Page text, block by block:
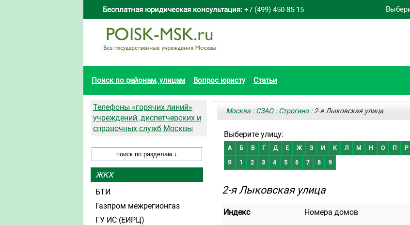
Бесплатная юридическая консультация: +7 (499) 450-85-15
Поиск по районам, улицам Вопрос юристу Статьи
Москва :СЗАО:Строгино: 2-я Лыковская улица
Выберите улицу:
А Б В Г Д Е Ж З И К Л М Н О П Р
Я 1 2 3 4 5 6 7 8 9
2-я Лыковская улица
Индекс
Номера домов
Телефоны «горячих линий»
учреждений, диспетчерских и
справочных служб Москвы
ЖКХ
БТИ
Газпром межрегионгаз
ГУ ИС (ЕИРЦ)